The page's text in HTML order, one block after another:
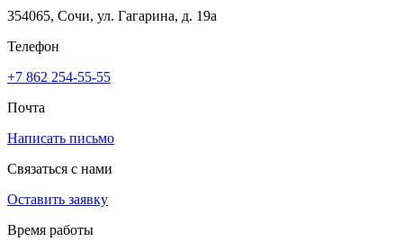
354065, Сочи, ул. Гагарина, д. 19а
Телефон
+7 862 254-55-55
Почта
Написать письмо
Связаться с нами
Оставить заявку
Время работы